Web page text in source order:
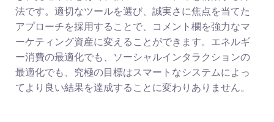
法です。適切なツールを選び、誠実さに焦点を当てた
アプローチを採用することで、コメント欄を強力なマ
ーケティング資産に変えることができます。エネルギ
ー消費の最適化でも、ソーシャルインタラクションの
最適化でも、究極の目標はスマートなシステムによっ
てより良い結果を達成することに変わりありません。